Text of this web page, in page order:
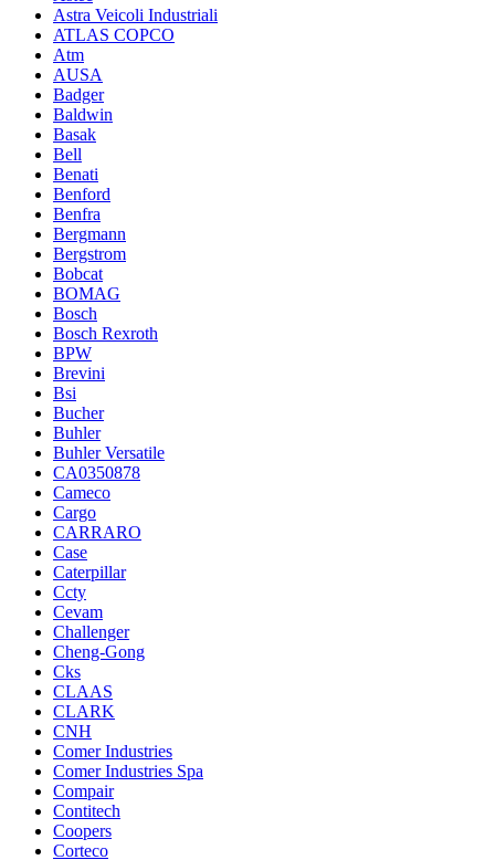
Astra Veicoli Industriali
ATLAS COPCO
Atm
AUSA
Badger
Baldwin
Basak
Bell
Benati
Benford
Benfra
Bergmann
Bergstrom
Bobcat
BOMAG
Bosch
Bosch Rexroth
BPW
Brevini
Bsi
Bucher
Buhler
Buhler Versatile
CA0350878
Cameco
Cargo
CARRARO
Case
Caterpillar
Ccty
Cevam
Challenger
Cheng-Gong
Cks
CLAAS
CLARK
CNH
Comer Industries
Comer Industries Spa
Compair
Contitech
Coopers
Corteco